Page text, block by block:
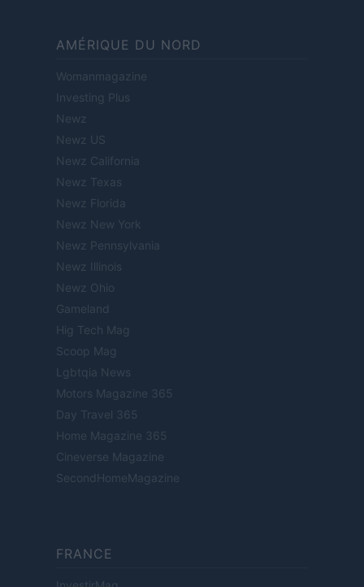
AMÉRIQUE DU NORD
Womanmagazine
Investing Plus
Newz
Newz US
Newz California
Newz Texas
Newz Florida
Newz New York
Newz Pennsylvania
Newz Illinois
Newz Ohio
Gameland
Hig Tech Mag
Scoop Mag
Lgbtqia News
Motors Magazine 365
Day Travel 365
Home Magazine 365
Cineverse Magazine
SecondHomeMagazine
FRANCE